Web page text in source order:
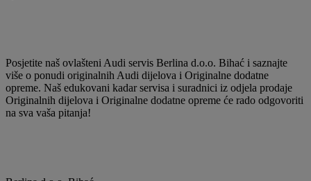
Posjetite naš ovlašteni Audi servis Berlina d.o.o. Bihać i saznajte
više o ponudi originalnih Audi dijelova i Originalne dodatne
opreme. Naš edukovani kadar servisa i suradnici iz odjela prodaje
Originalnih dijelova i Originalne dodatne opreme će rado odgovoriti
na sva vaša pitanja!